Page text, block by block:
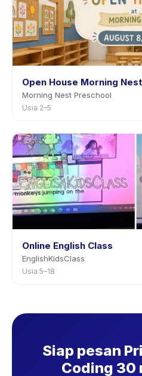
Open House Morning
Morning Nest Preschool
Usia 2–5
Online English Class
EnglishKidsClass
Usia 5–18
Siap pesan
Coding 30